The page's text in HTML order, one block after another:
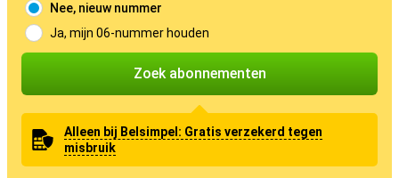
Nee, nieuw nummer
Ja, mijn 06-nummer houden
Zoek abonnementen
Alleen bij Belsimpel: Gratis verzekerd tegen
misbruik